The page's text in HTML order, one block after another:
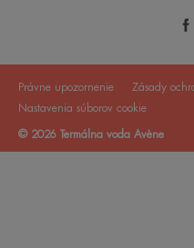
Právne upozornenie
Zásady
Nastavenia súborov cookie
© 2026 Termálna voda Avène